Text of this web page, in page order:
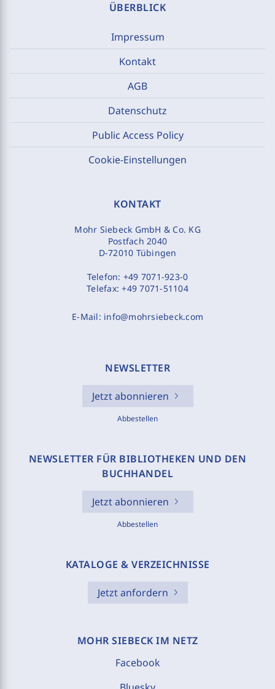
ÜBERBLICK
Impressum
Kontakt
AGB
Datenschutz
Public Access Policy
Cookie-Einstellungen
KONTAKT
Mohr Siebeck GmbH & Co. KG
Postfach 2040
D-72010 Tübingen
Telefon: +49 7071-923-0
Telefax:+49 7071-51104
E-Mail: info@mohrsiebeck.com
NEWSLETTER
Jetzt abonnieren
Abbestellen
NEWSLETTER FÜR BIBLIOTHEKEN UND DEN
BUCHHANDEL
Jetzt abonnieren
Abbestellen
KATALOGE & VERZEICHNISSE
Jetzt anfordern
MOHR SIEBECK IM NETZ
Facebook